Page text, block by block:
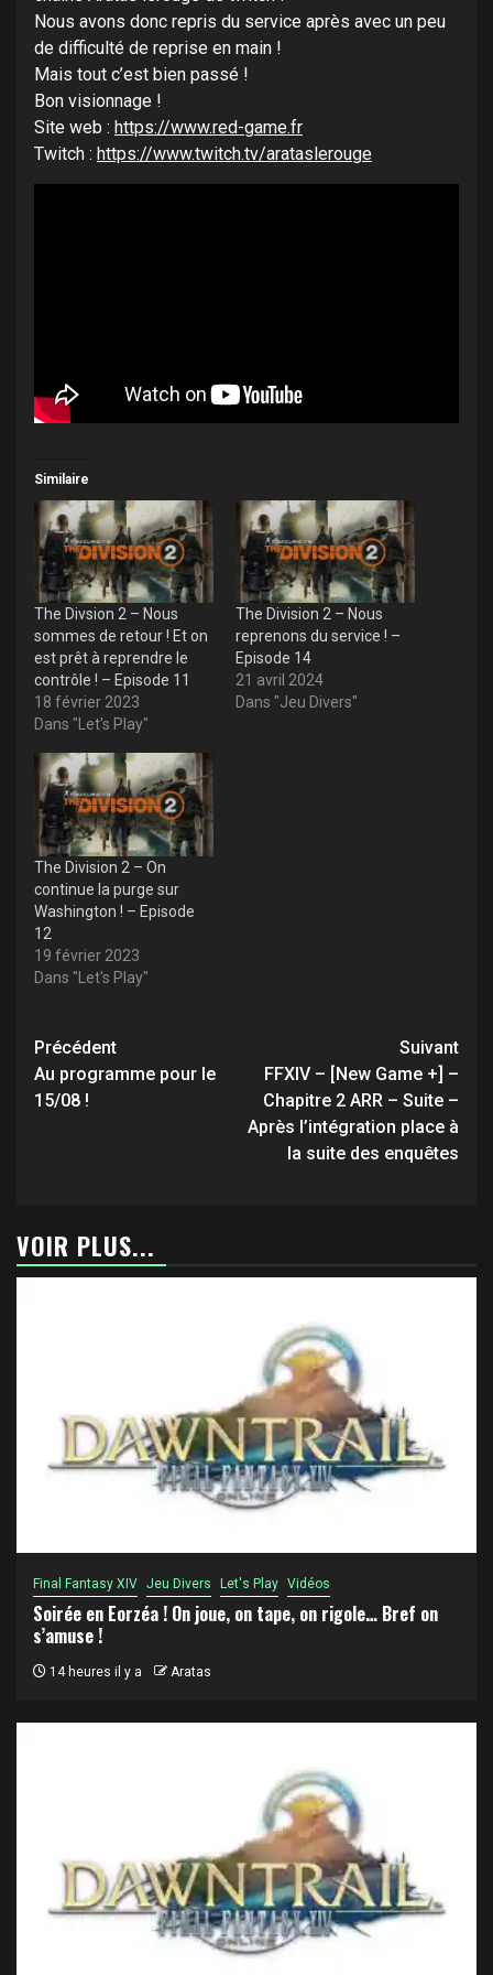
Nous avons donc repris du service après avec un peu
de difficulté de reprise en main !
Mais tout c’est bien passé !
Bon visionnage !
Site web : https://www.red-game.fr
Twitch : https://www.twitch.tv/arataslerouge
Similaire
The Divsion 2 – Nous
sommes de retour ! Et on
est prêt à reprendre le
contrôle ! – Episode 11
18 février 2023
Dans "Let's Play"
The Division 2 – Nous
reprenons du service ! –
Episode 14
21 avril 2024
Dans "Jeu Divers"
The Division 2 – On
continue la purge sur
Washington ! – Episode
12
19 février 2023
Dans "Let's Play"
Navigation
d’article
Précédent
Au programme pour le
15/08 !
Suivant
FFXIV – [New Game +] –
Chapitre 2 ARR – Suite –
Après l’intégration place à
la suite des enquêtes
VOIR PLUS...
Final Fantasy XIV Jeu Divers Let's Play Vidéos
Soirée en Eorzéa ! On joue, on tape, on rigole… Bref on
s’amuse !
14 heures il y a Aratas